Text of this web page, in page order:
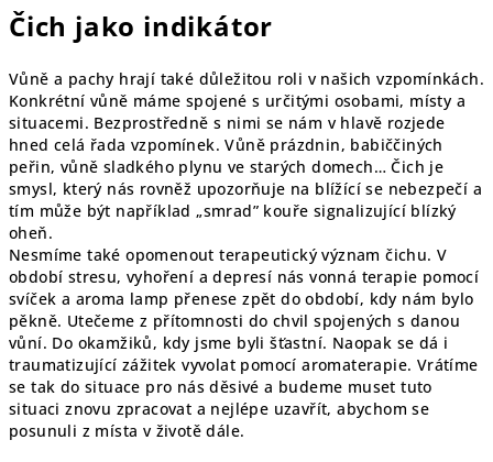
Čich jako indikátor
Vůně a pachy hrají také důležitou roli v našich vzpomínkách.
Konkrétní vůně máme spojené s určitými osobami, místy a
situacemi. Bezprostředně s nimi se nám v hlavě rozjede
hned celá řada vzpomínek. Vůně prázdnin, babiččiných
peřin, vůně sladkého plynu ve starých domech… Čich je
smysl, který nás rovněž upozorňuje na blížící se nebezpečí a
tím může být například „smrad” kouře signalizující blízký
oheň.
Nesmíme také opomenout terapeutický význam čichu. V
období stresu, vyhoření a depresí nás vonná terapie pomocí
svíček a aroma lamp přenese zpět do období, kdy nám bylo
pěkně. Utečeme z přítomnosti do chvil spojených s danou
vůní. Do okamžiků, kdy jsme byli šťastní. Naopak se dá i
traumatizující zážitek vyvolat pomocí aromaterapie. Vrátíme
se tak do situace pro nás děsivé a budeme muset tuto
situaci znovu zpracovat a nejlépe uzavřít, abychom se
posunuli z místa v životě dále.